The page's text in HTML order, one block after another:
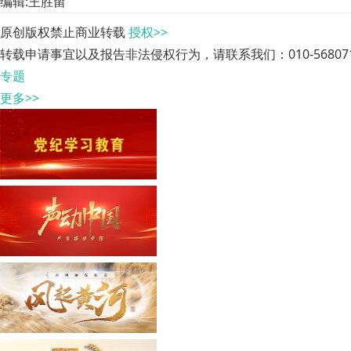
原创版权禁止商业转载 授权>>
转载申请事宜以及报告非法侵权行为，请联系我们：010-
专题
更多>>